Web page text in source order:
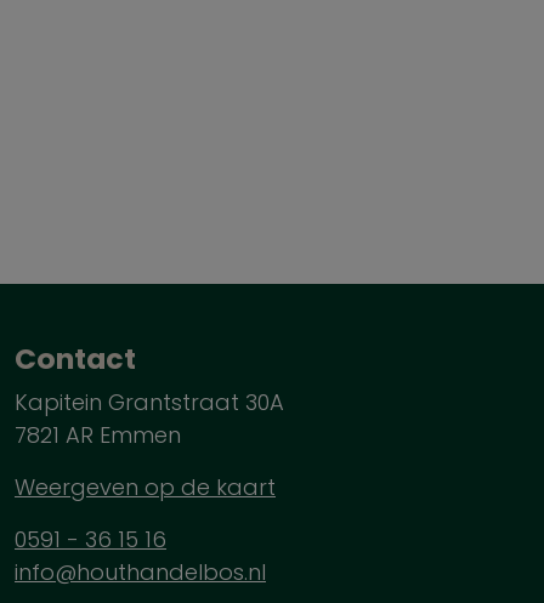
Contact
Kapitein Grantstraat 30A
7821 AR Emmen
Weergeven op de kaart
0591 - 36 15 16
info@houthandelbos.nl